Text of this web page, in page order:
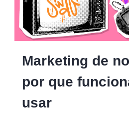
Marketing de
por que
usar